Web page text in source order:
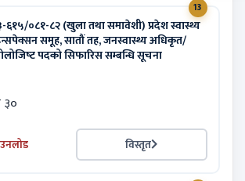
13
६१५/०८१-८२ (खुला तथा समावेशी) प्रदेश स्वास्थ्य
समूह, सातौं तह, जनस्वास्थ्य अधिकृत/
पदको सिफारिस सम्बन्धि सूचना
विस्तृत